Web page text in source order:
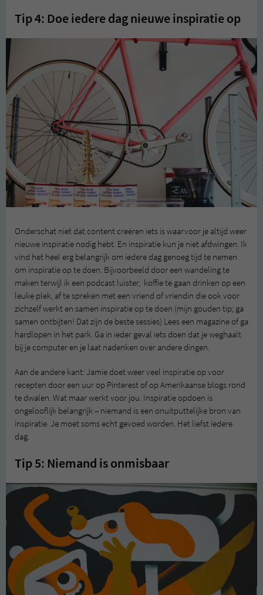
Tip 4: Doe iedere dag nieuwe inspiratie op
Onderschat niet dat content creëren iets is waarvoor je altijd weer
nieuwe inspiratie nodig hebt. En inspiratie kun je niet afdwingen. Ik
vind het heel erg belangrijk om iedere dag genoeg tijd te nemen
om inspiratie op te doen. Bijvoorbeeld door een wandeling te
maken terwijl ik een podcast luister, koffie te gaan drinken op een
leuke plek, af te spreken met een vriend of vriendin die ook voor
zichzelf werkt en samen inspiratie op te doen (mijn gouden tip; ga
samen ontbijten! Dat zijn de beste sessies) Lees een magazine of ga
hardlopen in het park. Ga in ieder geval iets doen dat je weghaalt
bij je computer en je laat nadenken over andere dingen.
Aan de andere kant: Jamie doet weer veel inspiratie op voor
recepten door een uur op Pinterest of op Amerikaanse blogs rond
te dwalen. Wat maar werkt voor jou. Inspiratie opdoen is
ongelooflijk belangrijk – niemand is een onuitputtelijke bron van
inspiratie. Je moet soms echt gevoed worden. Het liefst iedere
dag.
Tip 5: Niemand is onmisbaar